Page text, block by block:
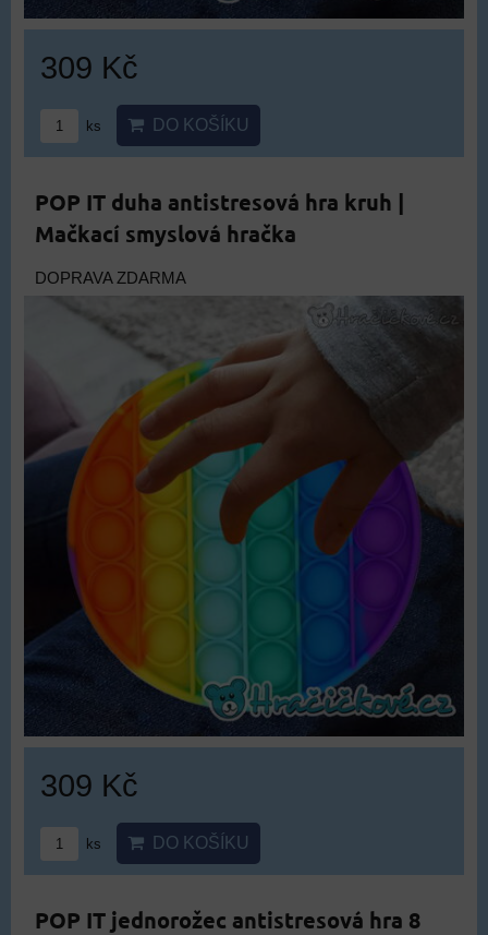
309 Kč
ks DO KOŠÍKU
POP IT duha antistresová hra kruh |
Mačkací smyslová hračka
DOPRAVA ZDARMA
309 Kč
ks DO KOŠÍKU
POP IT jednorožec antistresová hra 8